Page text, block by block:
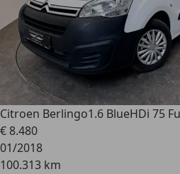
Citroen Berlingo1.6 BlueHDi 75
€ 8.480
01/2018
100.313 km